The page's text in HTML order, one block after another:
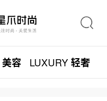
美容 LUXURY轻奢